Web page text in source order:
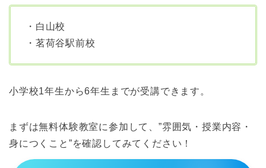
・白山校
・茗荷谷駅前校
小学校1年生から6年生までが受講できます。
まずは無料体験教室に参加して、”雰囲気・授業内容・
身につくこと”を確認してみてください！